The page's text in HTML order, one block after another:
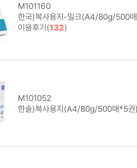
M101160
한국)복사용지-밀크(A4/80g/500
이용후기(132)
M101052
한솔)복사용지(A4/80g/500매*5권